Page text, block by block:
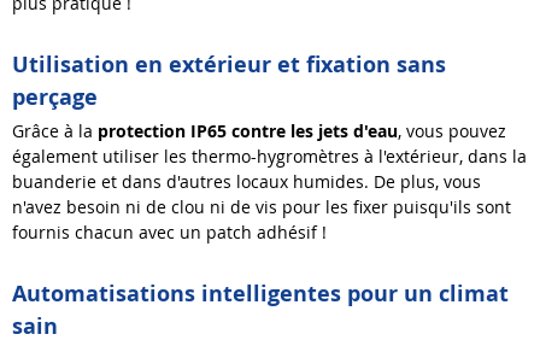
Utilisation en extérieur et fixation sans
perçage
Grâce à la protection IP65 contre les jets d'eau, vous pouvez
également utiliser les thermo-hygromètres à l'extérieur, dans la
buanderie et dans d'autres locaux humides. De plus, vous
n'avez besoin ni de clou ni de vis pour les fixer puisqu'ils sont
fournis chacun avec un patch adhésif !
Automatisations intelligentes pour un climat
sain